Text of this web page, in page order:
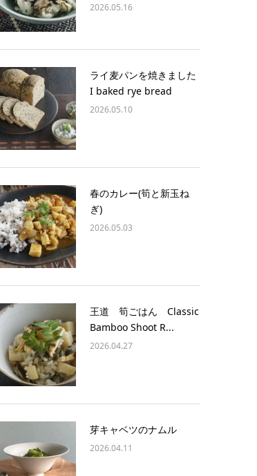
2026.05.16
ライ麦パンを焼きました
I baked rye bread
2026.05.10
春のカレー(筍と新玉ね
ぎ)
2026.05.03
王道 筍ごはん Classic
Bamboo Shoot R...
2026.04.27
芽キャベツのナムル
2026.04.11